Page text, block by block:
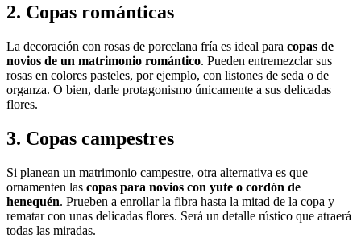
2. Copas románticas
La decoración con rosas de porcelana fría es ideal para copas de
novios de un matrimonio romántico. Pueden entremezclar sus
rosas en colores pasteles, por ejemplo, con listones de seda o de
organza. O bien, darle protagonismo únicamente a sus delicadas
flores.
3. Copas campestres
Si planean un matrimonio campestre, otra alternativa es que
ornamenten las copas para novios con yute o cordón de
henequén. Prueben a enrollar la fibra hasta la mitad de la copa y
rematar con unas delicadas flores. Será un detalle rústico que atraerá
todas las miradas.